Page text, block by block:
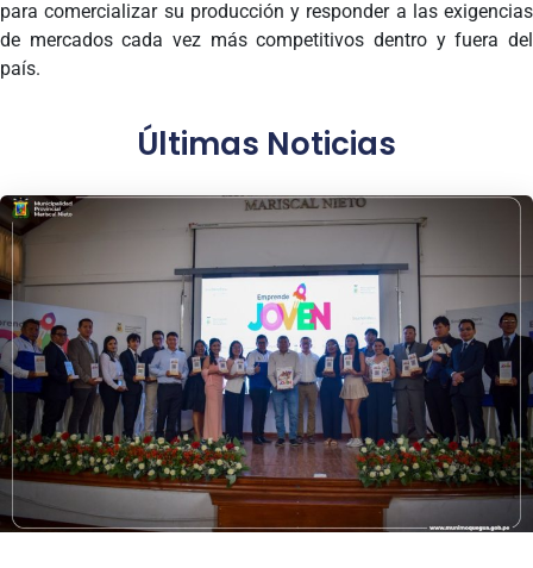
para comercializar su producción y responder a las exigencias
de mercados cada vez más competitivos dentro y fuera del
país.
Últimas Noticias